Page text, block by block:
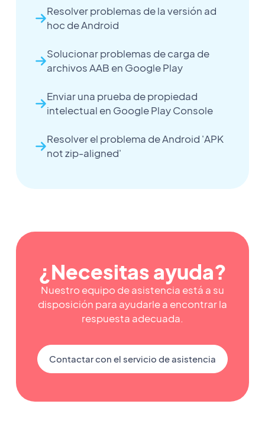
Resolver problemas de la versión ad
hoc de Android
Solucionar problemas de carga de
archivos AAB en Google Play
Enviar una prueba de propiedad
intelectual en Google Play Console
Resolver el problema de Android 'APK
not zip-aligned'
¿Necesitas ayuda?
Nuestro equipo de asistencia está a su
disposición para ayudarle a encontrar la
respuesta adecuada.
Contactar con el servicio de asistencia